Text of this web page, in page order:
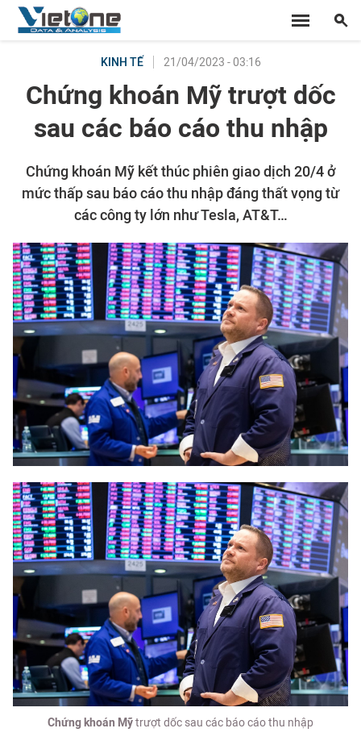
KINH TẾ 21/04/2023 - 03:16
Chứng khoán Mỹ trượt dốc
sau các báo cáo thu nhập
Chứng khoán Mỹ kết thúc phiên giao dịch 20/4 ở
mức thấp sau báo cáo thu nhập đáng thất vọng từ
các công ty lớn như Tesla, AT&T…
Chứng khoán Mỹtrượt dốc sau các báo cáo thu nhập